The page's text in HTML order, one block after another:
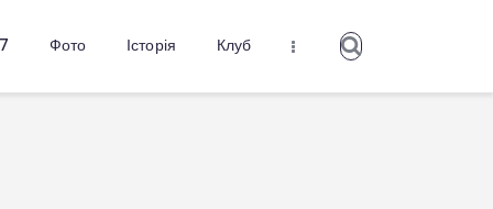
Фото Історія Клуб